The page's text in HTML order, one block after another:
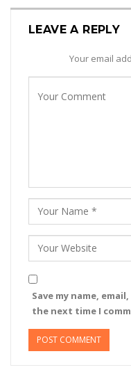
LEAVE A REPLY
Your email
Save my name,
the next time I